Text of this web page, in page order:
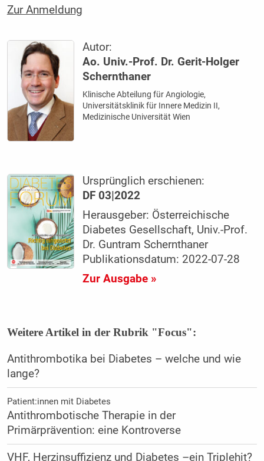
Zur Anmeldung
Autor:
Ao. Univ.-Prof. Dr. Gerit-Holger
Schernthaner
Klinische Abteilung für Angiologie,
Universitätsklinik für Innere Medizin II,
Medizinische Universität Wien
Ursprünglich erschienen:
DF 03|2022
Herausgeber: Österreichische
Diabetes Gesellschaft, Univ.-Prof.
Dr. Guntram Schernthaner
Publikationsdatum: 2022-07-28
Zur Ausgabe »
Weitere Artikel in der Rubrik "Focus":
Antithrombotika bei Diabetes – welche und wie
lange?
Patient:innen mit Diabetes
Antithrombotische Therapie in der
Primärprävention: eine Kontroverse
VHF, Herzinsuffizienz und Diabetes –ein Triplehit?